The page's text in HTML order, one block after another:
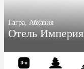
Гагра, Абхазия
Отель Империя